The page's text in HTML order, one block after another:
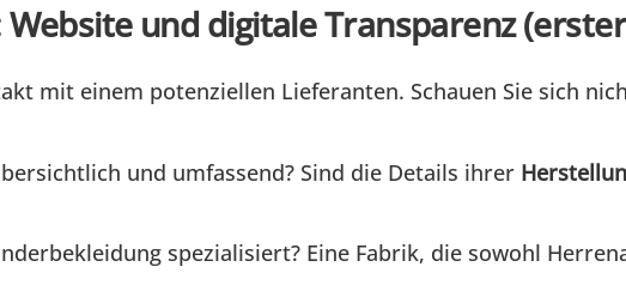
und digitale Transparenz
mit einem potenziellen Lieferanten. Schauen Sie sich
und umfassend? Sind die Details ihrer
spezialisiert? Eine Fabrik, die sowohl